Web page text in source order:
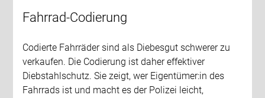
Fahrrad-Codierung
Codierte Fahrräder sind als Diebesgut schwerer zu
verkaufen. Die Codierung ist daher effektiver
Diebstahlschutz. Sie zeigt, wer Eigentümer:in des
Fahrrads ist und macht es der Polizei leicht,